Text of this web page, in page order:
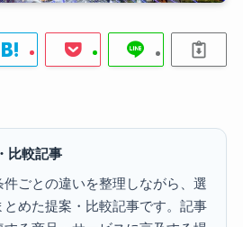
比較記事
ごとの違いを整理しながら、選
めた提案・比較記事です。記事